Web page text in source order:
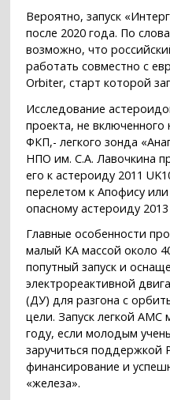
Вероятно, запуск
после 2020 года. По
возможно, что
работать совместно с
Orbiter, старт которой
Исследование
проекта, не
ФКП,- легкого зонда
НПО им. С.А. Лавочкина
его к астероиду 2011
перелетом к Апофису
опасному астероиду 2013
Главные особенности
малый КА массой около
попутный запуск и
электрореактивной
(ДУ) для разгона с
цели. Запуск легкой АМС
году, если молодым
заручиться поддержкой
финансирование и
«железа».